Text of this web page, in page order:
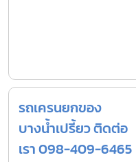
รถเครนยกของ
บางน้ำเปรี้ยว ติดต่อ
เรา 098-409-6465